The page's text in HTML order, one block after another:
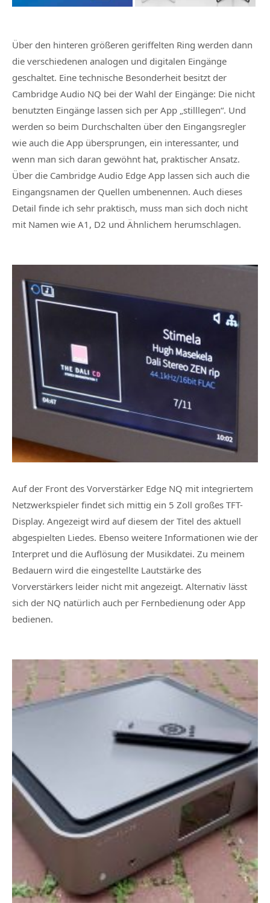
Über den hinteren größeren geriffelten Ring werden dann
die verschiedenen analogen und digitalen Eingänge
geschaltet. Eine technische Besonderheit besitzt der
Cambridge Audio NQ bei der Wahl der Eingänge: Die nicht
benutzten Eingänge lassen sich per App „stilllegen“. Und
werden so beim Durchschalten über den Eingangsregler
wie auch die App übersprungen, ein interessanter, und
wenn man sich daran gewöhnt hat, praktischer Ansatz.
Über die Cambridge Audio Edge App lassen sich auch die
Eingangsnamen der Quellen umbenennen. Auch dieses
Detail finde ich sehr praktisch, muss man sich doch nicht
mit Namen wie A1, D2 und Ähnlichem herumschlagen.
Auf der Front des Vorverstärker Edge NQ mit integriertem
Netzwerkspieler findet sich mittig ein 5 Zoll großes TFT-
Display. Angezeigt wird auf diesem der Titel des aktuell
abgespielten Liedes. Ebenso weitere Informationen wie der
Interpret und die Auflösung der Musikdatei. Zu meinem
Bedauern wird die eingestellte Lautstärke des
Vorverstärkers leider nicht mit angezeigt. Alternativ lässt
sich der NQ natürlich auch per Fernbedienung oder App
bedienen.